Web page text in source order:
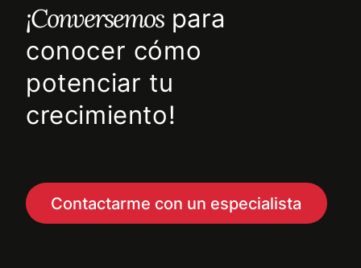
¡Conversemospara
conocer cómo
potenciar tu
crecimiento!
Contactarme con un especialista